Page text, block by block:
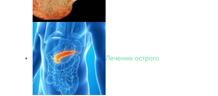
Лечение острого